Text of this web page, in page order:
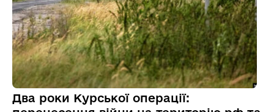
Два роки Курської операції: